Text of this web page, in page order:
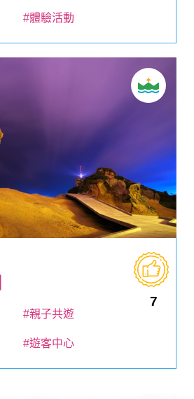
#體驗活動
7
#親子共遊
#遊客中心